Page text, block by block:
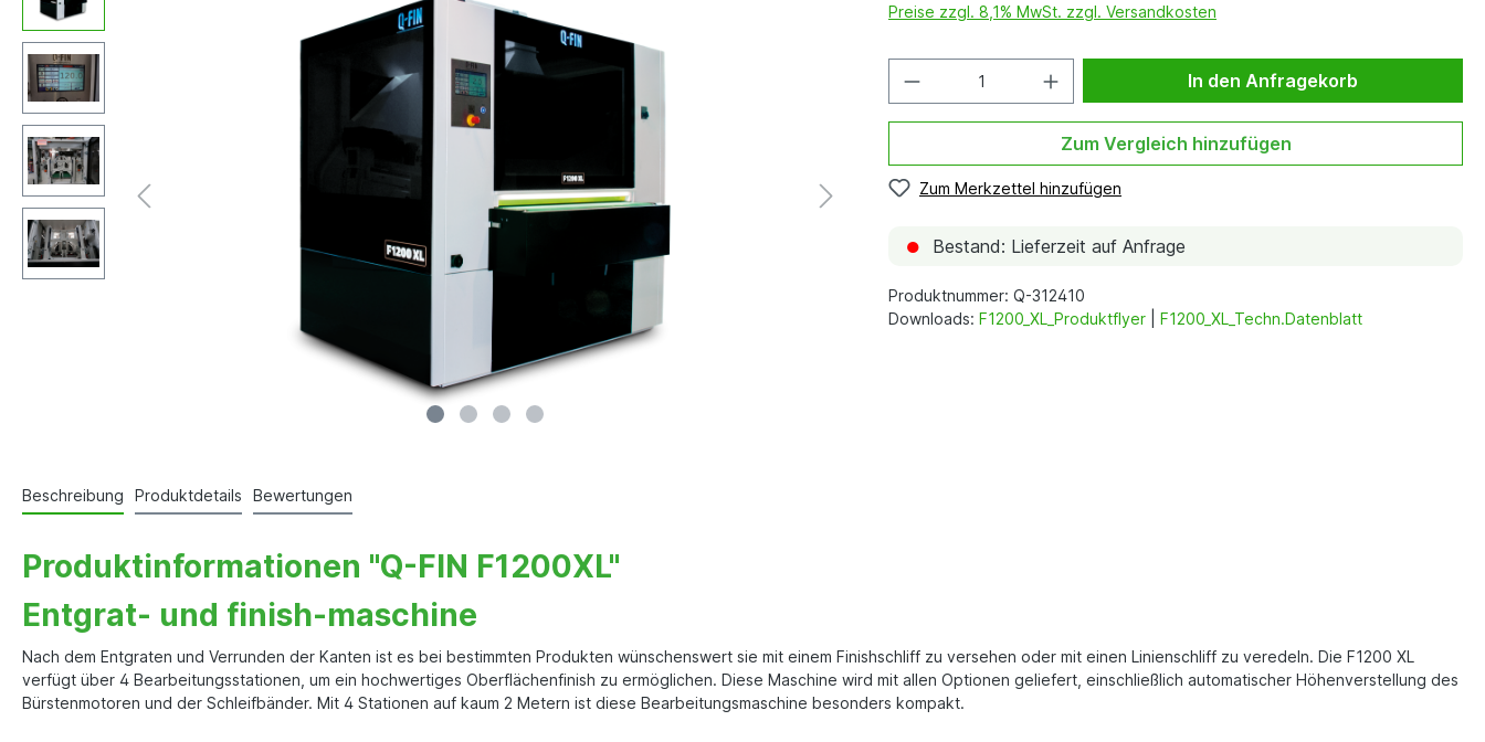
Preise zzgl. 8,1% MwSt. zzgl. Versandkosten
In den Anfragekorb
Zum Vergleich hinzufügen
Zum Merkzettel hinzufügen
● Bestand: Lieferzeit auf Anfrage
Produktnummer: Q-312410
Downloads: F1200_XL_Produktflyer F1200_XL_Techn.Datenblatt
Beschreibung Produktdetails Bewertungen
Produktinformationen "Q-FIN F1200XL"
Entgrat- und finish-maschine
Nach dem Entgraten und Verrunden der Kanten ist es bei bestimmten Produkten wünschenswert sie mit einem Finishschliff zu versehen oder mit einen Linienschliff zu veredeln. Die F1200 XL
verfügt über 4 Bearbeitungsstationen, um ein hochwertiges Oberflächenfinish zu ermöglichen. Diese Maschine wird mit allen Optionen geliefert, einschließlich automatischer Höhenverstellung des
Bürstenmotoren und der Schleifbänder. Mit 4 Stationen auf kaum 2 Metern ist diese Bearbeitungsmaschine besonders kompakt.